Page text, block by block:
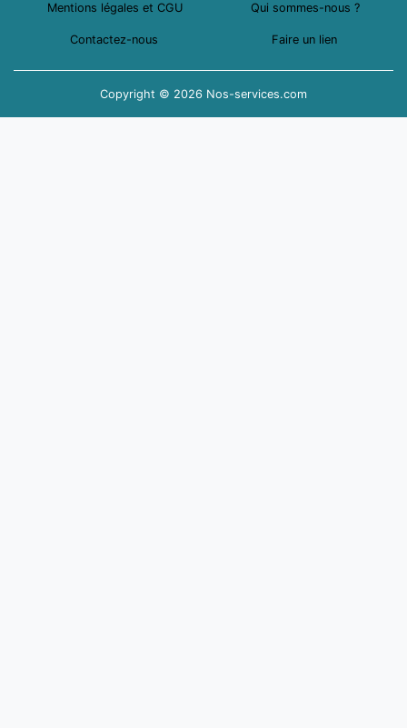
Mentions légales et CGU Qui sommes-nous ?
Contactez-nous Faire un lien
Copyright © 2026 Nos-services.com